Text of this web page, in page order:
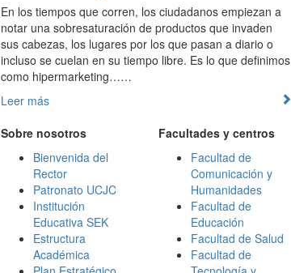
En los tiempos que corren, los ciudadanos empiezan a
notar una sobresaturación de productos que invaden
sus cabezas, los lugares por los que pasan a diario o
incluso se cuelan en su tiempo libre. Es lo que definimos
como hipermarketing……
Leer más
Sobre nosotros
Bienvenida del
Rector
Patronato UCJC
Institución
Educativa SEK
Estructura
Académica
Facultades y centros
Facultad de
Comunicación y
Humanidades
Facultad de
Educación
Facultad de Salud
Facultad de